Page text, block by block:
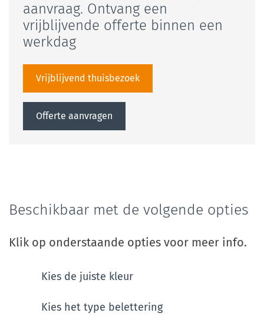
aanvraag. Ontvang een
vrijblijvende offerte binnen een
werkdag
Vrijblijvend thuisbezoek
Offerte aanvragen
Beschikbaar met de volgende opties
Klik op onderstaande opties voor meer info.
Kies de juiste kleur
Kies het type belettering